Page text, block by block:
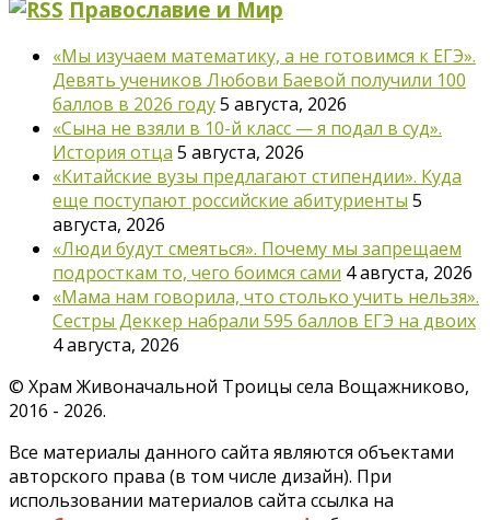
Православие и Мир
«Мы изучаем математику, а не готовимся к ЕГЭ».
Девять учеников Любови Баевой получили 100
баллов в 2026 году5 августа, 2026
«Сына не взяли в 10-й класс — я подал в суд».
История отца 5 августа, 2026
«Китайские вузы предлагают стипендии». Куда
еще поступают российские абитуриенты 5
августа, 2026
«Люди будут смеяться». Почему мы запрещаем
подросткам то, чего боимся сами 4 августа, 2026
«Мама нам говорила, что столько учить нельзя».
Сестры Деккер набрали 595 баллов ЕГЭ на двоих
4 августа, 2026
© Храм Живоначальной Троицы села Вощажниково,
2016 - 2026.
Все материалы данного сайта являются объектами
авторского права (в том числе дизайн). При
использовании материалов сайта ссылка на